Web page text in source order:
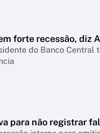
forte recessão, diz
do Banco
para não registrar